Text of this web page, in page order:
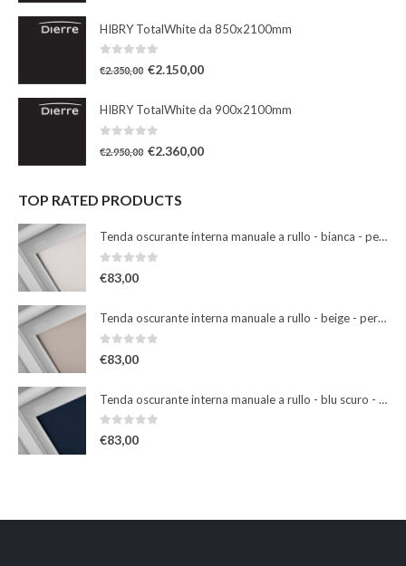
HIBRY TotalWhite da 850x2100mm
€2.350,00 €2.150,00
HIBRY TotalWhite da 900x2100mm
€2.950,00 €2.360,00
TOP RATED PRODUCTS
Tenda oscurante interna manuale a rullo - bianca - per finestre misura 102
€83,00
Tenda oscurante interna manuale a rullo - beige - per finestre misura 102
€83,00
Tenda oscurante interna manuale a rullo - blu scuro - per finestre misura 102
0Su 5
€83,00